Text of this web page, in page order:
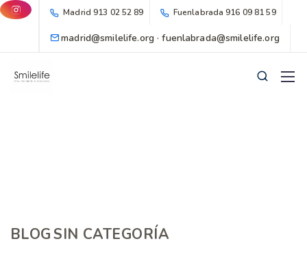
Madrid913 02 52 89 Fuenlabrada916 09 81 59
madrid@smilelife.org · fuenlabrada@smilelife.org
BLOGSIN CATEGORÍA